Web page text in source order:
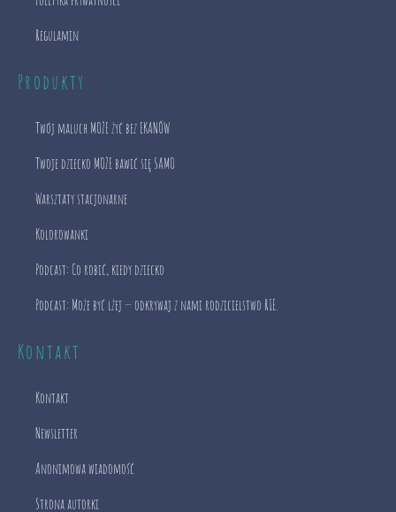
Regulamin
Produkty
Twój maluch MOŻE żyć bez EKANÓW
Twoje dziecko MOŻE bawić się SAMO
Warsztaty stacjonarne
Kolorowanki
Podcast: Co robić, kiedy dziecko
Podcast: Może być lżej — odkrywaj z nami rodzicielstwo RIE.
Kontakt
Kontakt
Newsletter
Anonimowa wiadomość
Strona autorki